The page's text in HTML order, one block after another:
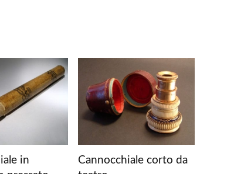
in
Cannocchiale corto da